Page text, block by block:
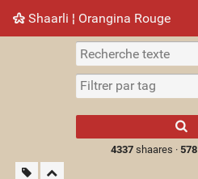
Shaarli ¦ Orangina Rouge
Nuage de tags Mur d'images
4337shaares · 578